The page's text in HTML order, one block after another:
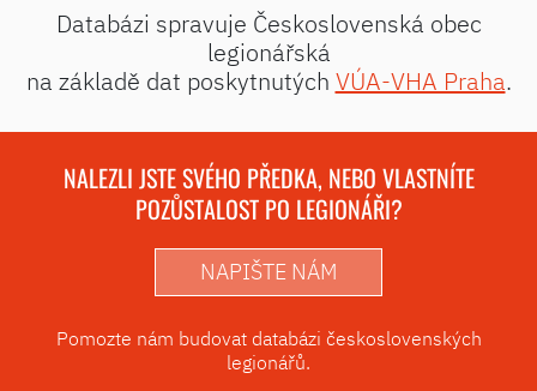
Databázi spravuje Československá obec
legionářská
na základě dat poskytnutých VÚA-VHA Praha.
NALEZLI JSTE SVÉHO PŘEDKA, NEBO VLASTNÍTE
POZŮSTALOST PO LEGIONÁŘI?
NAPIŠTE NÁM
Pomozte nám budovat databázi československých
legionářů.